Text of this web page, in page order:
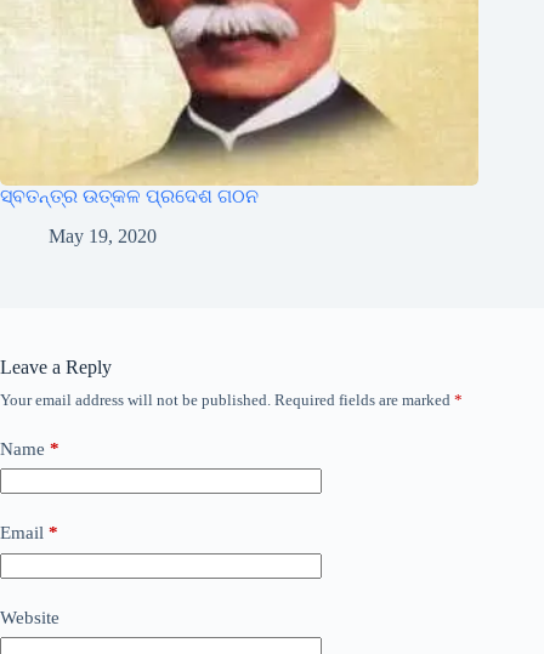
ସ୍ବତନ୍ତ୍ର ଉତ୍କଳ ପ୍ରଦେଶ ଗଠନ
May 19, 2020
Leave a Reply
Your email address will not be published. Required fields are marked *
Name *
Email *
Website